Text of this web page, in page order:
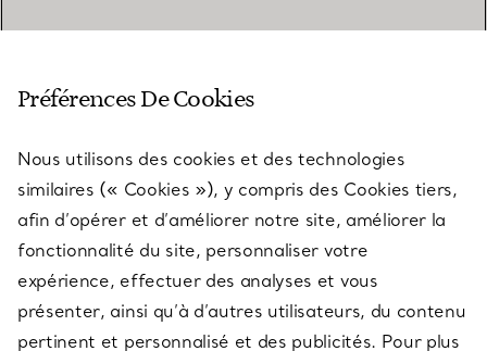
SERVICES
À PROPOS
QUESTIONS LÉGALES
Préférences De Cookies
Nous utilisons des cookies et des technologies
similaires (« Cookies »), y compris des Cookies tiers,
afin d’opérer et d’améliorer notre site, améliorer la
fonctionnalité du site, personnaliser votre
expérience, effectuer des analyses et vous
présenter, ainsi qu’à d’autres utilisateurs, du contenu
pertinent et personnalisé et des publicités. Pour plus